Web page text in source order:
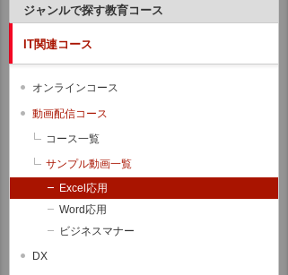
ジャンルで探す教育コース
IT関連コース
オンラインコース
動画配信コース
コース一覧
サンプル動画一覧
Excel応用
Word応用
ビジネスマナー
DX